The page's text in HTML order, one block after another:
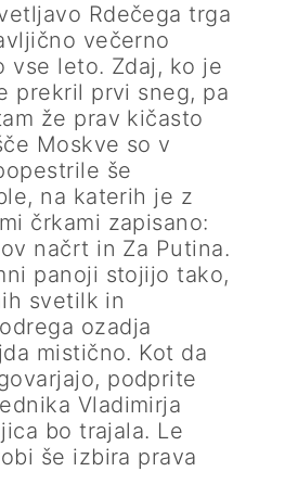
Rdečega trga
večerno
vse leto. Zdaj, ko je
prekril prvi sneg, pa
že prav kičasto
Moskve so v
še
na katerih je z
črkami zapisano:
načrt in Za Putina.
panoji stojijo tako,
svetilk in
ozadja
mistično. Kot da
podprite
Vladimirja
bo trajala. Le
še izbira prava